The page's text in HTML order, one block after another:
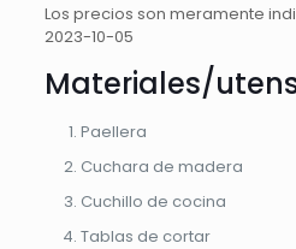
Los precios son meramente
2023-10-05
Materiales/
Paellera
Cuchara de madera
Cuchillo de cocina
Tablas de cortar